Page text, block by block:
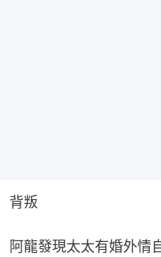
背叛
阿龍發現太太有婚外情